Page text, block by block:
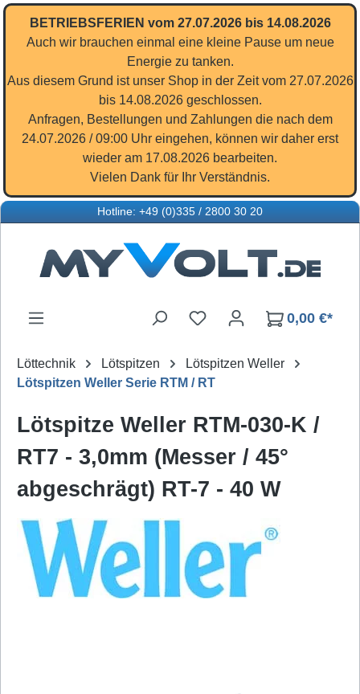
Zum Hauptinhalt springen
BETRIEBSFERIEN vom 27.07.2026 bis 14.08.2026
Auch wir brauchen einmal eine kleine Pause um neue
Energie zu tanken.
Aus diesem Grund ist unser Shop in der Zeit vom 27.07.2026
bis 14.08.2026 geschlossen.
Anfragen, Bestellungen und Zahlungen die nach dem
24.07.2026 / 09:00 Uhr eingehen, können wir daher erst
wieder am 17.08.2026 bearbeiten.
Vielen Dank für Ihr Verständnis.
Hotline: +49 (0)335 / 2800 30 20
Du hast 0 Produkte auf
0,00 €*
Löttechnik Lötspitzen
Lötspitzen Weller
Lötspitzen Weller Serie RTM / RT
Lötspitze Weller RTM-030-K /
RT7 - 3,0mm (Messer / 45°
abgeschrägt) RT-7 - 40 W